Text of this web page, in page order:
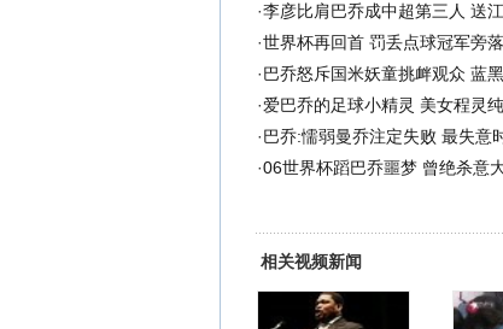
·李彦比肩巴乔成中超第三人 送
·世界杯再回首 罚丢点球冠军旁
·巴乔怒斥国米妖童挑衅观众 蓝
·爱巴乔的足球小精灵 美女程灵
·巴乔:懦弱曼乔注定失败 最失意
·06世界杯蹈巴乔噩梦 曾绝杀意
相关视频新闻